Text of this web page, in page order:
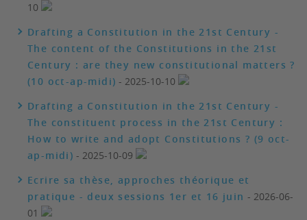
10
Drafting a Constitution in the 21st Century -
The content of the Constitutions in the 21st
Century : are they new constitutional matters ?
(10 oct-ap-midi) - 2025-10-10
Drafting a Constitution in the 21st Century -
The constituent process in the 21st Century :
How to write and adopt Constitutions ? (9 oct-
ap-midi) - 2025-10-09
Ecrire sa thèse, approches théorique et
pratique - deux sessions 1er et 16 juin - 2026-06-
01